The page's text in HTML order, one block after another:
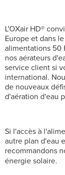
L'OXair HD®
Europe et dans
alimentations 50
nos aérateurs
service client si
international.
de nouveaux
d'aération d'eau
Si l'accès à
autre plan d'eau
recommandons
énergie solaire.